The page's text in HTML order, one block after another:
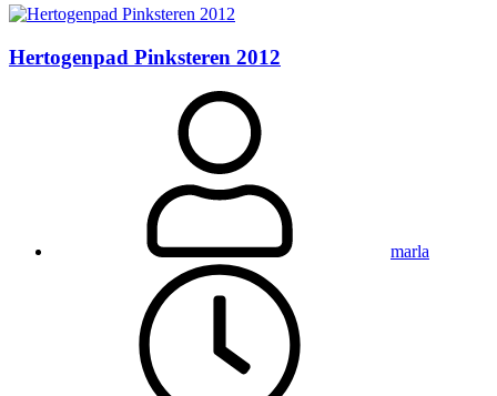
Hertogenpad Pinksteren 2012
marla